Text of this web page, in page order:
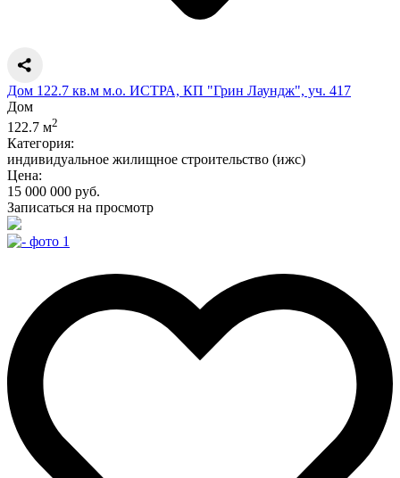
Дом 122.7 кв.м м.о. ИСТРА, КП "Грин Лаундж", уч. 417
Дом
122.7 м2
Категория:
индивидуальное жилищное строительство (ижс)
Цена:
15 000 000 руб.
Записаться на просмотр